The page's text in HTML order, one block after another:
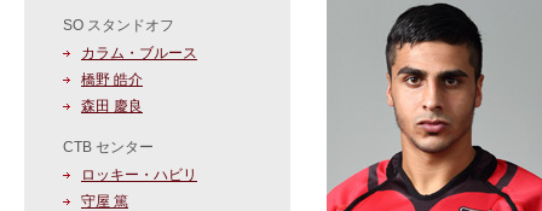
SO スタンドオフ
カラム・ブルース
橋野 皓介
森田 慶良
CTB センター
ロッキー・ハビリ
守屋 篤